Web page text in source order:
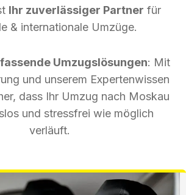
Ihr zuverlässiger Partner für
& internationale Umzüge.
Umzugslösungen: Mit
und unserem Expertenwissen
dass Ihr Umzug nach Moskau
und stressfrei wie möglich
verläuft.